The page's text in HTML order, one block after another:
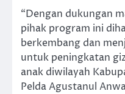
“Dengan dukungan
pihak program ini
berkembang dan
untuk peningkatan
anak diwilayah
Pelda Agustanul